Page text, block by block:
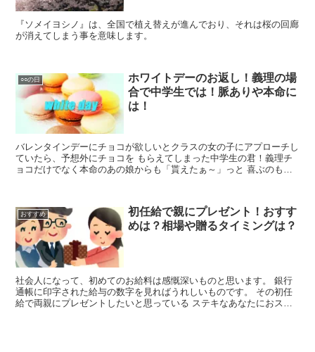
『ソメイヨシノ』は、全国で植え替えが進んでおり、それは桜の回廊
が消えてしまう事を意味します。
○○の日
ホワイトデーのお返し！義理の場
合で中学生では！脈ありや本命に
は！
バレンタインデーにチョコが欲しいとクラスの女の子にアプローチし
ていたら、予想外にチョコを もらえてしまった中学生の君！義理チ
ョコだけでなく本命のあの娘からも「貰えたぁ～」っと 喜ぶのも束
おすすめ
初任給で親にプレゼント！おすす
めは？相場や贈るタイミングは？
社会人になって、初めてのお給料は感慨深いものと思います。 銀行
通帳に印字された給与の数字を見ればうれしいものです。 その初任
給で両親にプレゼントしたいと思っている ステキなあなたにおスス